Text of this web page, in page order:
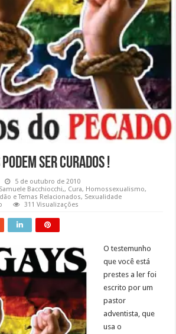
Ser Curados !
5 de outubro de 2010
Bacchiocchi,, Cura, Homossexualismo,
e Temas Relacionados, Sexualidade
311 Visualizações
O testemunho
que você está
prestes a ler foi
escrito por um
pastor
adventista, que
usa o